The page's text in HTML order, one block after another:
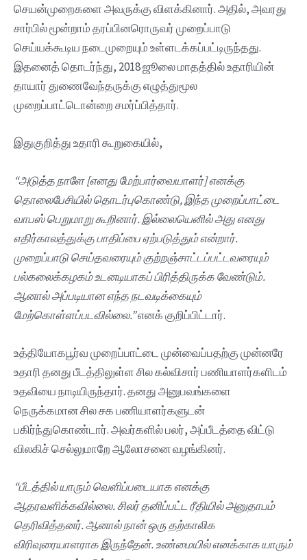
செயன்முறைகளை அவருக்கு விளக்கினார். அதில், அவரது
சார்பில் மூன்றாம் தரப்பினரொருவர் முறைப்பாடு
செய்யக்கூடிய நடைமுறையும் உள்ளடக்கப்பட்டிருந்தது.
இதனைத் தொடர்ந்து, 2018 ஜூலை மாதத்தில் உதாரியின்
தாயார் துணைவேந்தருக்கு எழுத்துமூல
முறைப்பாட்டொன்றை சமர்ப்பித்தார்.
இதுகுறித்து உதாரி கூறுகையில்,
“அடுத்தநாளே [எனதுமேற்பார்வையாளர்]எனக்கு
தொலைபேசியில்தொடர்புகொண்டு,இந்தமுறைப்பாட்டை
வாபஸ்பெறுமாறுகூறினார்.இல்லையெனில்அதுஎனது
எதிர்காலத்துக்குபாதிப்பைஏற்படுத்தும்என்றார்.
முறைப்பாடுசெய்தவரையும்குற்றஞ்சாட்டப்பட்டவரையும்
பல்கலைக்கழகம்உடனடியாகப்பிரித்திருக்கவேண்டும்.
ஆனால்அப்படியானஎந்தநடவடிக்கையும்
மேற்கொள்ளப்படவில்லை.”எனக் குறிப்பிட்டார்.
உத்தியோகபூர்வ முறைப்பாட்டை முன்வைப்பதற்கு முன்னரே
உதாரி தனது பீடத்திலுள்ள சில கல்விசார் பணியாளர்களிடம்
உதவியை நாடியிருந்தார். தனது அனுபவங்களை
நெருக்கமான சில சக பணியாளர்களுடன்
பகிர்ந்துகொண்டார். அவர்களில் பலர், அப்பீடத்தை விட்டு
விலகிச் செல்லுமாறே ஆலோசனை வழங்கினர்.
“பீடத்தில்யாரும்வெளிப்படையாகஎனக்கு
ஆதரவளிக்கவில்லை.சிலர்தனிப்பட்டரீதியில்அனுதாபம்
தெரிவித்தனர்.ஆனால்நான்ஒருதற்காலிக
விரிவுரையாளராகஇருந்தேன்.உண்மையில்எனக்காகயாரும்